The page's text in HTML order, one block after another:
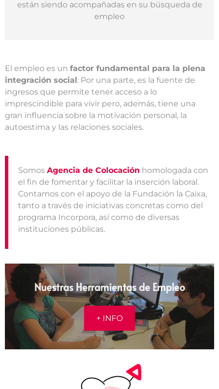
están siendo acompañadas en su búsqueda de
empleo
El empleo es un factor fundamental para la plena
integración social . Por una parte, es la fuente de
ingresos que permite tener acceso a lo
imprescindible para vivir pero, además, tiene una
gran influencia sobre la motivación personal, la
autoestima y las relaciones sociales.
Somos Agencia de Colocación homologada con
el fin de fomentar y facilitar la inserción laboral.
Contamos con el apoyo de la Fundación la Caixa,
tanto a través de iniciativas concretas como del
programa Incorpora, así como de diversas
instituciones públicas.
Nuestras Herramientas de Empleo
+ INFO